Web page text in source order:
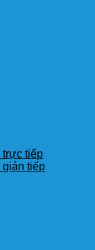
trực tiếp
tiếp